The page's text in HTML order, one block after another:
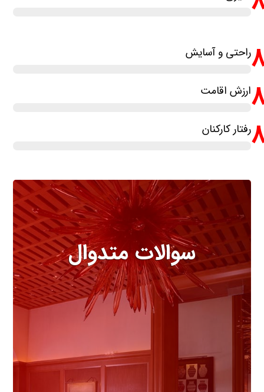
راحتی و آسایش
ارزش اقامت
رفتار کارکنان
سوالات متدوال
مهمترین سوالاتی که درباره هتل